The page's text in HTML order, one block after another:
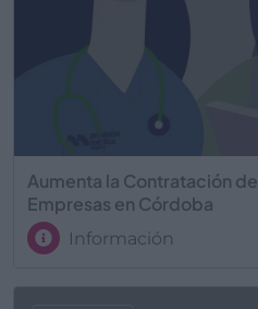
Aumenta la Contratación
Empresas en Córdoba
Información